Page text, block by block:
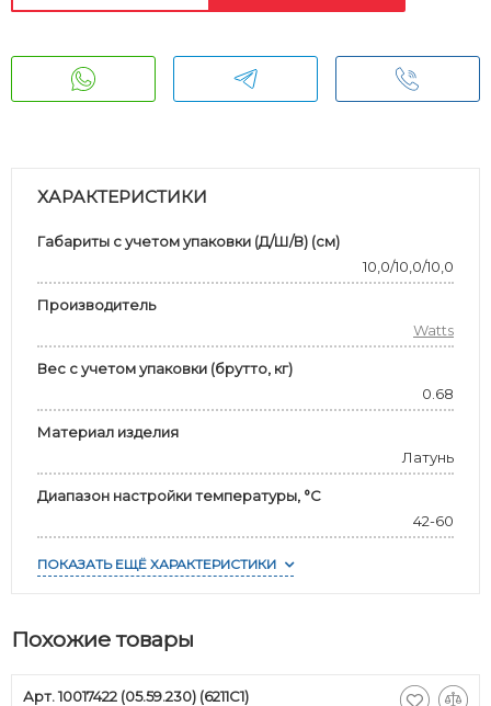
ХАРАКТЕРИСТИКИ
Габариты с учетом упаковки (Д/Ш/В) (см)
10,0/10,0/10,0
Производитель
Watts
Вес с учетом упаковки (брутто, кг)
0.68
Материал изделия
Латунь
Диапазон настройки температуры, °С
42-60
ПОКАЗАТЬ ЕЩЁ ХАРАКТЕРИСТИКИ
Похожие товары
Арт. 10017422 (05.59.230) (6211C1)